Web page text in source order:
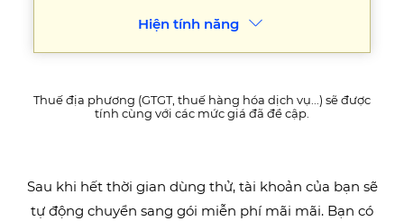
Hiện tính năng
Thuế địa phương (GTGT, thuế hàng hóa dịch vụ...) sẽ được
tính cùng với các mức giá đã đề cập.
Sau khi hết thời gian dùng thử, tài khoản của bạn sẽ
tự động chuyển sang gói miễn phí mãi mãi. Bạn có